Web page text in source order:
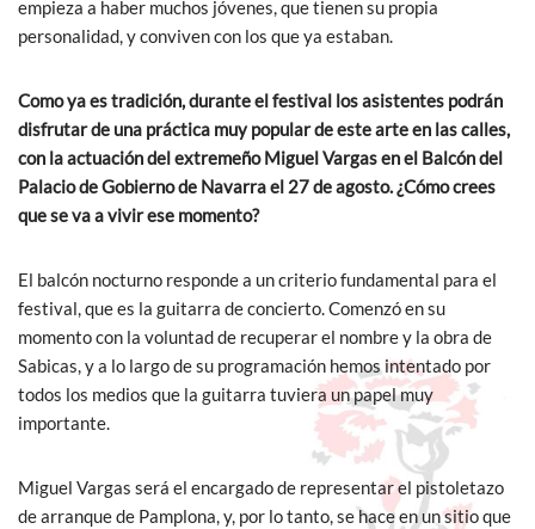
empieza a haber muchos jóvenes, que tienen su propia
personalidad, y conviven con los que ya estaban.
Como ya es tradición, durante el festival los asistentes podrán
disfrutar de una práctica muy popular de este arte en las calles,
con la actuación del extremeño Miguel Vargas en el Balcón del
Palacio de Gobierno de Navarra el 27 de agosto. ¿Cómo crees
que se va a vivir ese momento?
El balcón nocturno responde a un criterio fundamental para el
festival, que es la guitarra de concierto. Comenzó en su
momento con la voluntad de recuperar el nombre y la obra de
Sabicas, y a lo largo de su programación hemos intentado por
todos los medios que la guitarra tuviera un papel muy
importante.
Miguel Vargas será el encargado de representar el pistoletazo
de arranque de Pamplona, y, por lo tanto, se hace en un sitio que